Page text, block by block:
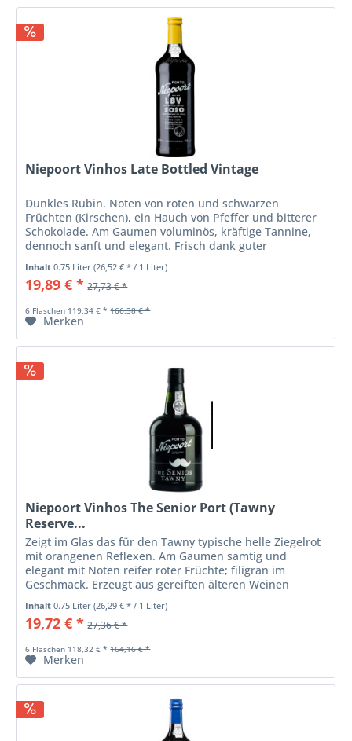
Niepoort Vinhos Late Bottled Vintage
Dunkles Rubin. Noten von roten und schwarzen
Früchten (Kirschen), ein Hauch von Pfeffer und bitterer
Schokolade. Am Gaumen voluminös, kräftige Tannine,
dennoch sanft und elegant. Frisch dank guter
Inhalt0.75 Liter(26,52 € * / 1 Liter)
19,89 € * 27,73 € *
6 Flaschen 119,34 € * 166,38 € *
Merken
Niepoort Vinhos The Senior Port (Tawny
Reserve...
Zeigt im Glas das für den Tawny typische helle Ziegelrot
mit orangenen Reflexen. Am Gaumen samtig und
elegant mit Noten reifer roter Früchte; filigran im
Geschmack. Erzeugt aus gereiften älteren Weinen
Inhalt0.75 Liter(26,29 € * / 1 Liter)
19,72 € * 27,36 € *
6 Flaschen 118,32 € * 164,16 € *
Merken